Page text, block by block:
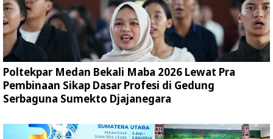
Poltekpar Medan Bekali Maba 2026 Lewat Pra
Pembinaan Sikap Dasar Profesi di Gedung
Serbaguna Sumekto Djajanegara